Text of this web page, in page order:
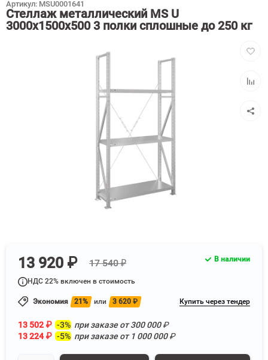
Стеллаж металлический MS U
3000х1500х500 3 полки сплошные до 250 кг
Артикул: MSU0001641
13 920 ₽ 17 540 ₽
НДС 22% включен в стоимость
Экономия 21% или 3 620 ₽ Купить через тендер
13 502 ₽ -3% при заказе от300 000₽
13 224₽ -5% при заказе от 1 000 000₽
В наличии